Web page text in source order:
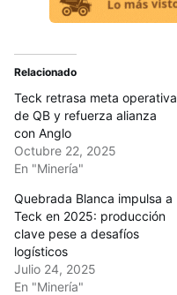
Relacionado
Teck retrasa meta operativa
de QB y refuerza alianza
con Anglo
Octubre 22, 2025
En "Minería"
Quebrada Blanca impulsa a
Teck en 2025: producción
clave pese a desafíos
logísticos
Julio 24, 2025
En "Minería"